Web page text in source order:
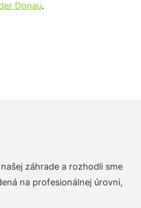
Donau.
záhrade a rozhodli sme
na profesionálnej úrovni,